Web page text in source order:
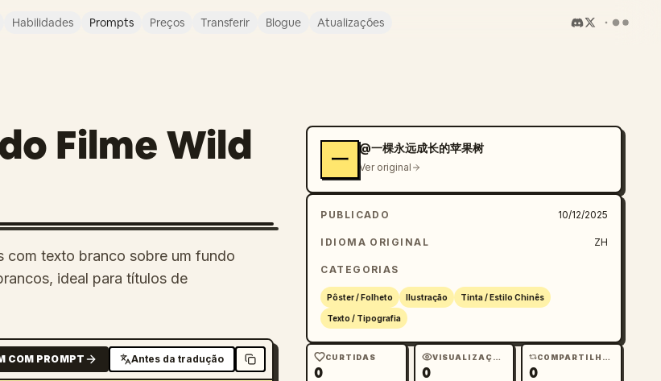
Habilidades Prompts Preços Transferir Blogue Atualizações
Filme Wild
com texto branco sobre um fundo
ideal para títulos de
COM PROMPT Antes da tradução
一
@一棵永远成长的苹果树
Ver original
PUBLICADO 10/12/2025
IDIOMA ORIGINAL ZH
CATEGORIAS
Pôster / Folheto Ilustração Tinta / Estilo Chinês
Texto / Tipografia
CURTIDAS
0
VISUALIZAÇÕES
0
COMPARTILHAMENTOS
0